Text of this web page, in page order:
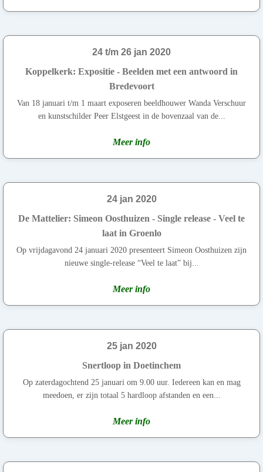
24 t/m 26 jan 2020
Koppelkerk: Expositie - Beelden met een antwoord in
Bredevoort
Van 18 januari t/m 1 maart exposeren beeldhouwer Wanda Verschuur
en kunstschilder Peer Elstgeest in de bovenzaal van de...
Meer info
24 jan 2020
De Mattelier: Simeon Oosthuizen - Single release - Veel te
laat in Groenlo
Op vrijdagavond 24 januari 2020 presenteert Simeon Oosthuizen zijn
nieuwe single-release “Veel te laat” bij...
Meer info
25 jan 2020
Snertloop in Doetinchem
Op zaterdagochtend 25 januari om 9.00 uur. Iedereen kan en mag
meedoen, er zijn totaal 5 hardloop afstanden en een...
Meer info